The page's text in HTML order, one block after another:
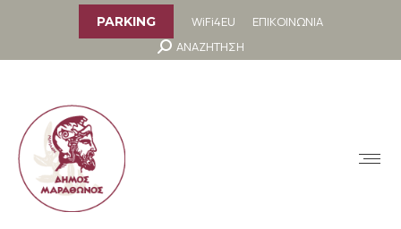
PARKING WiFi4EU
ΕΠΙΚΟΙΝΩΝΙΑ
Search:
ΑΝΑΖΗΤΗΣΗ